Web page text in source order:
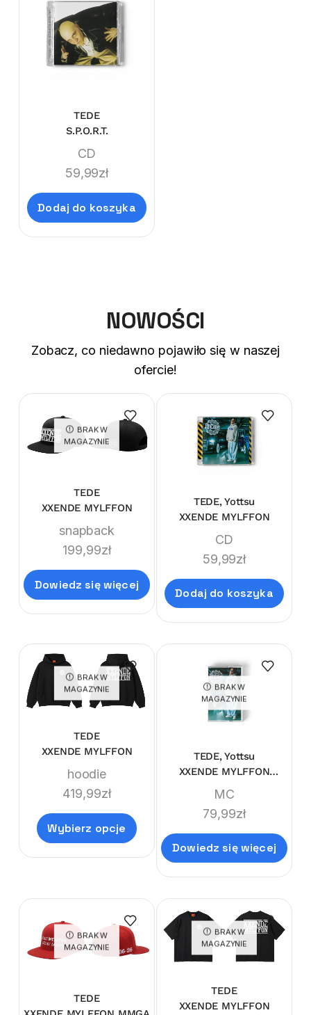
TEDE
S.P.O.R.T.
CD
59,99zł
Dodaj do koszyka
NOWOŚCI
Zobacz, co niedawno pojawiło się w naszej
ofercie!
BRAK W
MAGAZYNIE
TEDE
XXENDE MYLFFON
snapback
199,99zł
Dowiedz się więcej
TEDE, Yottsu
XXENDE MYLFFON
CD
59,99zł
Dodaj do koszyka
BRAK W
MAGAZYNIE
TEDE
XXENDE MYLFFON
hoodie
419,99zł
Wybierz opcje
BRAK W
MAGAZYNIE
TEDE, Yottsu
XXENDE MYLFFON
MC
79,99zł
Dowiedz się więcej
BRAK W
MAGAZYNIE
TEDE
BRAK W
MAGAZYNIE
TEDE
XXENDE MYLFFON